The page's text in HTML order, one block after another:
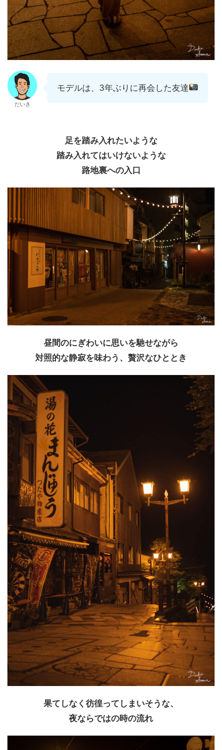
だいき
モデルは、3年ぶりに再会した友達
足を踏み入れたいような
踏み入れてはいけないような
路地裏への入口
昼間のにぎわいに思いを馳せながら
対照的な静寂を味わう、贅沢なひととき
果てしなく彷徨ってしまいそうな、
夜ならではの時の流れ